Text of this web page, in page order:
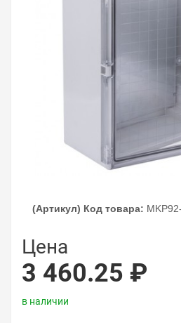
(Артикул) Код товара:
Цена
3 460.25 ₽
в наличии